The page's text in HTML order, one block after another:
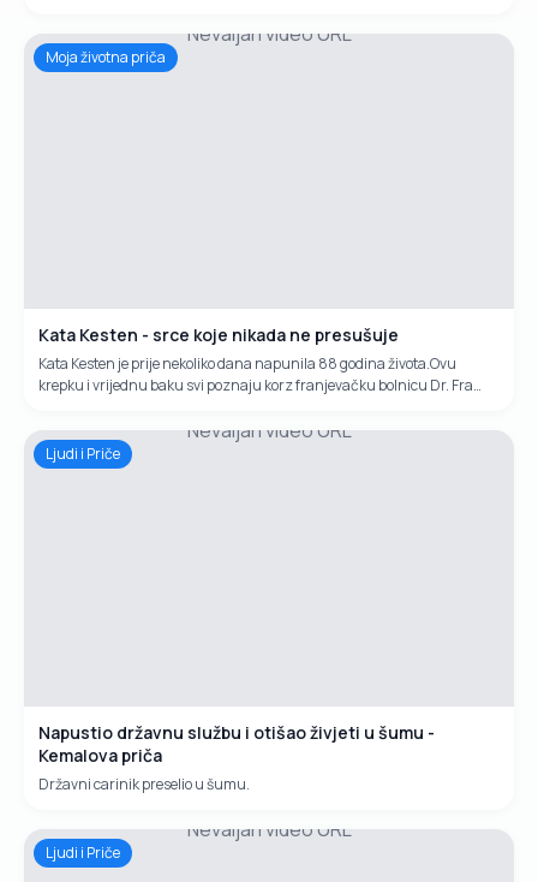
Miholj okupio blizu deset tisuća ljudi.
Nevaljan video URL
Moja životna priča
Kata Kesten - srce koje nikada ne presušuje
Kata Kesten je prije nekoliko dana napunila 88 godina života.Ovu
krepku i vrijednu baku svi poznaju korz franjevačku bolnicu Dr. Fra
obližnjeg bunara donosila vodu. Ponekad bi donosila i mlijeko, čajeve,
pite...Svaki dan baka Kata je donosila između 200 i 300 litara vode
ranjeicima i osoblju bolnice.Njenu dobrotu mnogi još uvijek pamte i
Nevaljan video URL
Ljudi i Priče
Napustio državnu službu i otišao živjeti u šumu -
Kemalova priča
Državni carinik preselio u šumu.
Nevaljan video URL
Ljudi i Priče